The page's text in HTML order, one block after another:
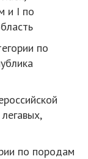
и I по
по
по породам